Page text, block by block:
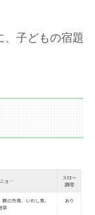
、子どもの宿題